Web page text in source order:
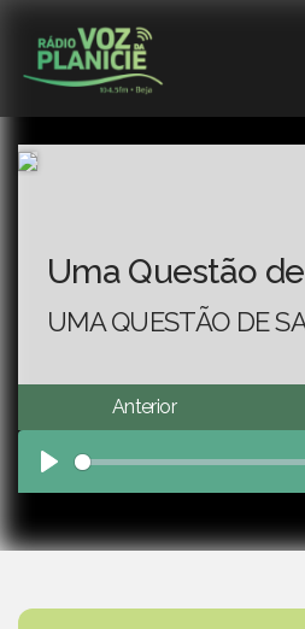
Uma Questão
UMA QUESTÃO DE
Anterior
Play